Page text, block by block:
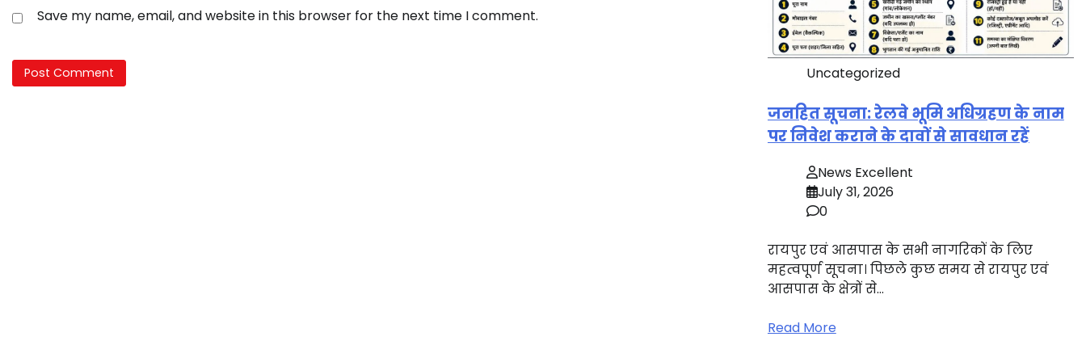
Save my name, email, and website in this browser for the next time I comment.
Uncategorized
जनहित सूचना: रेलवे भूमि अधिग्रहण के नाम
पर निवेश कराने के दावों से सावधान रहें
News Excellent
July 31, 2026
0
रायपुर एवं आसपास के सभी नागरिकों के लिए
महत्वपूर्ण सूचना। पिछले कुछ समय से रायपुर एवं
आसपास के क्षेत्रों से…
Read More